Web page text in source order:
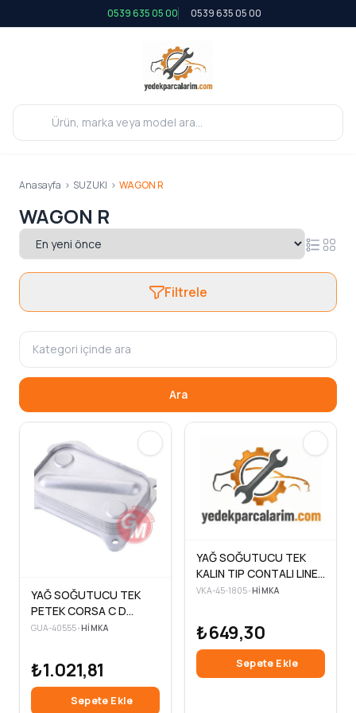
0539 635 05 00 0539 635 05 00
Anasayfa > SUZUKI > WAGON R
WAGON R
Filtrele
Ara
YAĞ SOĞUTUCU TEK
PETEK CORSA C D
MERIVA DOBLO FIORINO
GUA-40555•HIMKA
₺1.021,81
Sepete Ekle
YAĞ SOĞUTUCU TEK
KALIN TIP CONTALI LINEA
323 1.3 MJT 90HP 07>
VKA-45-1805•HIMKA
₺649,30
Sepete Ekle